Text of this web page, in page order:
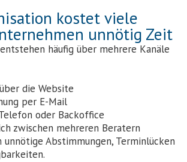
kostet viele
unnötig Zeit
häufig über mehrere Kanäle
die Website
per E-Mail
oder Backoffice
zwischen mehreren Beratern
unnötige Abstimmungen, Terminlücken